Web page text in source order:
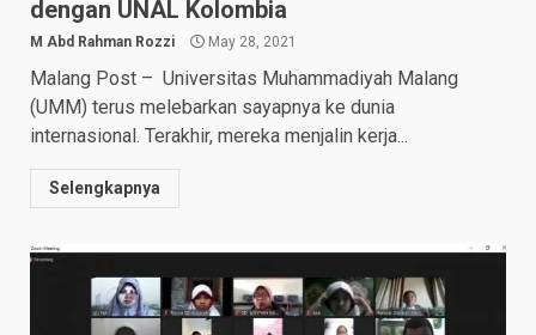
dengan UNAL Kolombia
M Abd Rahman Rozzi May 28, 2021
Malang Post – Universitas Muhammadiyah Malang
(UMM) terus melebarkan sayapnya ke dunia
internasional. Terakhir, mereka menjalin kerja...
Selengkapnya